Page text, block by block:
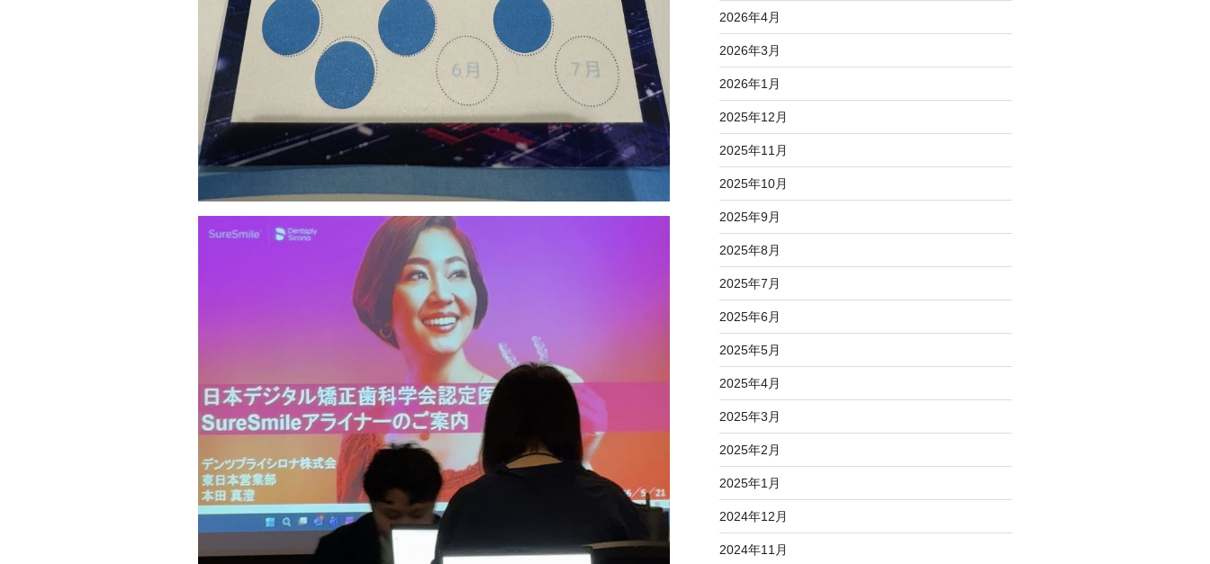
2026年4月
2026年3月
2026年1月
2025年12月
2025年11月
2025年10月
2025年9月
2025年8月
2025年7月
2025年6月
2025年5月
2025年4月
2025年3月
2025年2月
2025年1月
2024年12月
2024年11月